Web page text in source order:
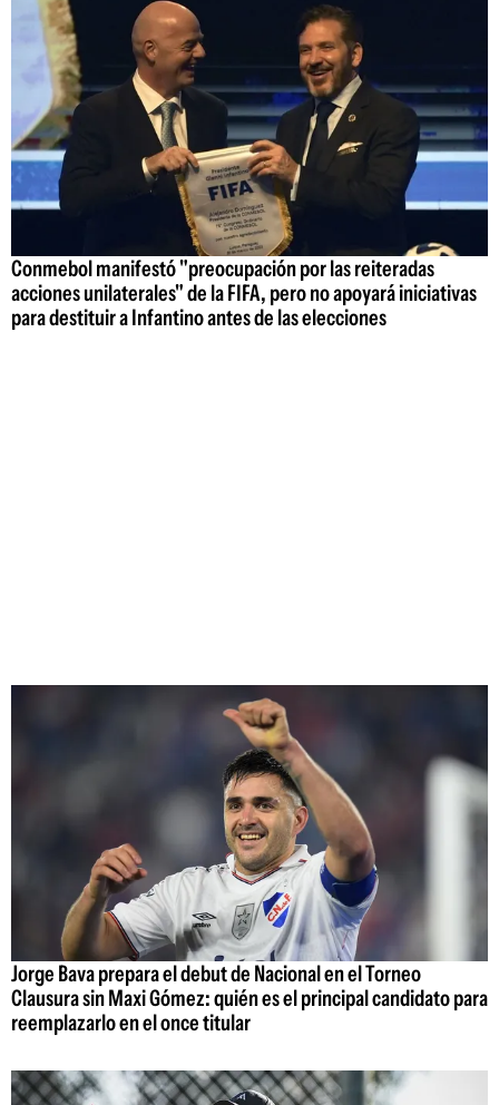
Conmebol manifestó "preocupación por las reiteradas
acciones unilaterales" de la FIFA, pero no apoyará iniciativas
para destituir a Infantino antes de las elecciones
Jorge Bava prepara el debut de Nacional en el Torneo
Clausura sin Maxi Gómez: quién es el principal candidato para
reemplazarlo en el once titular